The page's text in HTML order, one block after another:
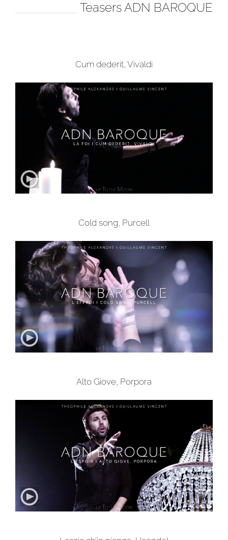
Teasers ADN BAROQUE
Cum dederit, Vivaldi
Cold song, Purcell
Alto Giove, Porpora